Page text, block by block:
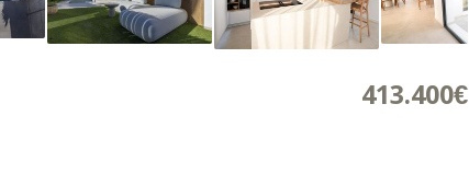
413.400€